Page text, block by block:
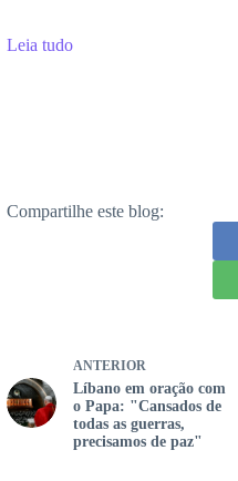
Leia tudo
Compartilhe este blog:
ANTERIOR
Líbano em oração com
o Papa: "Cansados ​​de
todas as guerras,
precisamos de paz"